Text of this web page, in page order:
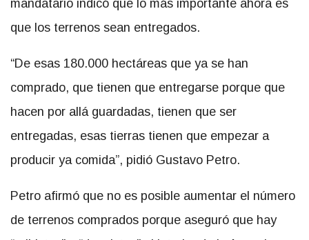
mandatario indicó que lo más importante ahora es
que los terrenos sean entregados.
“De esas 180.000 hectáreas que ya se han
comprado, que tienen que entregarse porque que
hacen por allá guardadas, tienen que ser
entregadas, esas tierras tienen que empezar a
producir ya comida”, pidió Gustavo Petro.
Petro afirmó que no es posible aumentar el número
de terrenos comprados porque aseguró que hay